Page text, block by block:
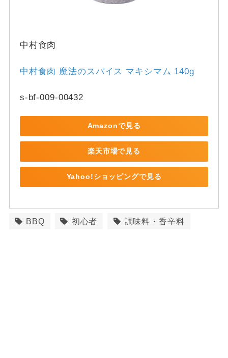
中村食肉
中村食肉 魔法のスパイス マキシマム 140g
s-bf-009-00432
Amazonで見る
楽天市場で見る
Yahoo!ショッピングで見る
BBQ 初心者 調味料・香辛料